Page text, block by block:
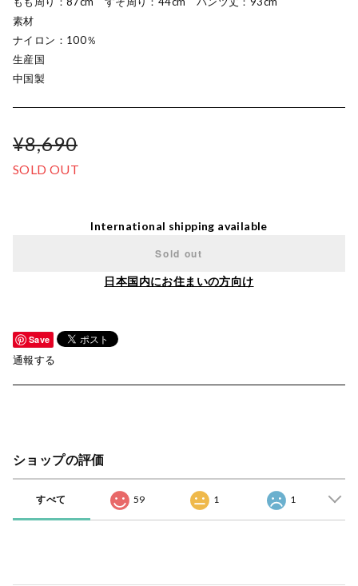
素材
ナイロン：100％
生産国
中国製
¥8,690
SOLD OUT
International shipping available
Sold out
日本国内にお住まいの方向け
Save
通報する
ショップの評価
すべて 59 1 1